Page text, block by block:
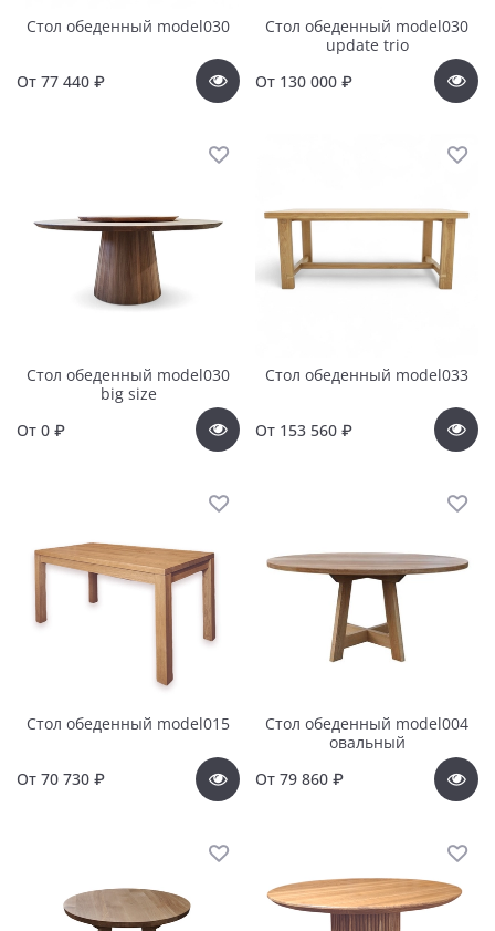
Стол обеденный model030
От 77 440 ₽
Стол обеденный model030
update trio
От 130 000 ₽
Стол обеденный model030
big size
От 0 ₽
Стол обеденный model033
От 153 560 ₽
Стол обеденный model015
От 70 730 ₽
Стол обеденный model004
овальный
От 79 860 ₽